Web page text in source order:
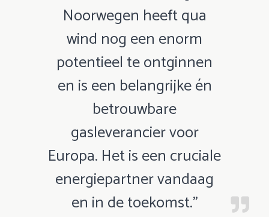
Noorwegen heeft qua
wind nog een enorm
potentieel te ontginnen
en is een belangrijke én
betrouwbare
gasleverancier voor
Europa. Het is een cruciale
energiepartner vandaag
en in de toekomst.”